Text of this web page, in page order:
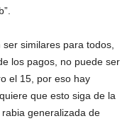
similares para todos,
los pagos, no puede ser
el 15, por eso hay
que esto siga de la
generalizada de